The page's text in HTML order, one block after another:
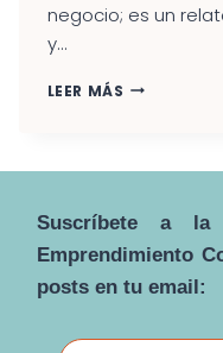
negocio; es un
y...
LEER MÁS
Y
DEL
DE
TRABAJO
ANDALUCÍA
Suscríbete a
Emprendimiento
posts en tu email: